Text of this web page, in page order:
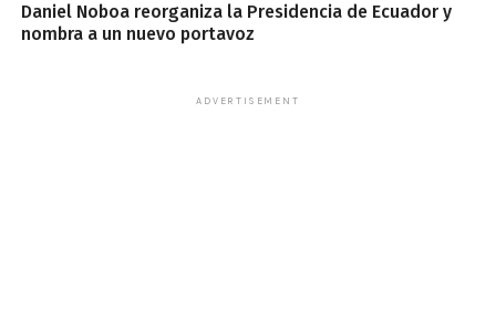
Daniel Noboa reorganiza la Presidencia de Ecuador y
nombra a un nuevo portavoz
ADVERTISEMENT